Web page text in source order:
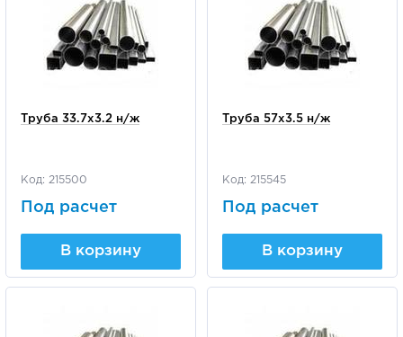
Труба 33.7х3.2 н/ж
Код: 215500
Под расчет
В корзину
Труба 57х3.5 н/ж
Код: 215545
Под расчет
В корзину